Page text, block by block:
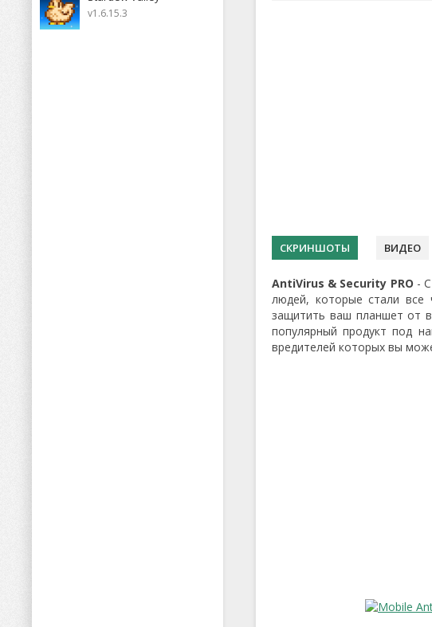
v1.6.15.3
СКРИНШОТЫ ВИДЕО
AntiVirus & Security PRO -
людей, которые стали
защитить ваш планшет от
популярный продукт под
вредителей которых вы